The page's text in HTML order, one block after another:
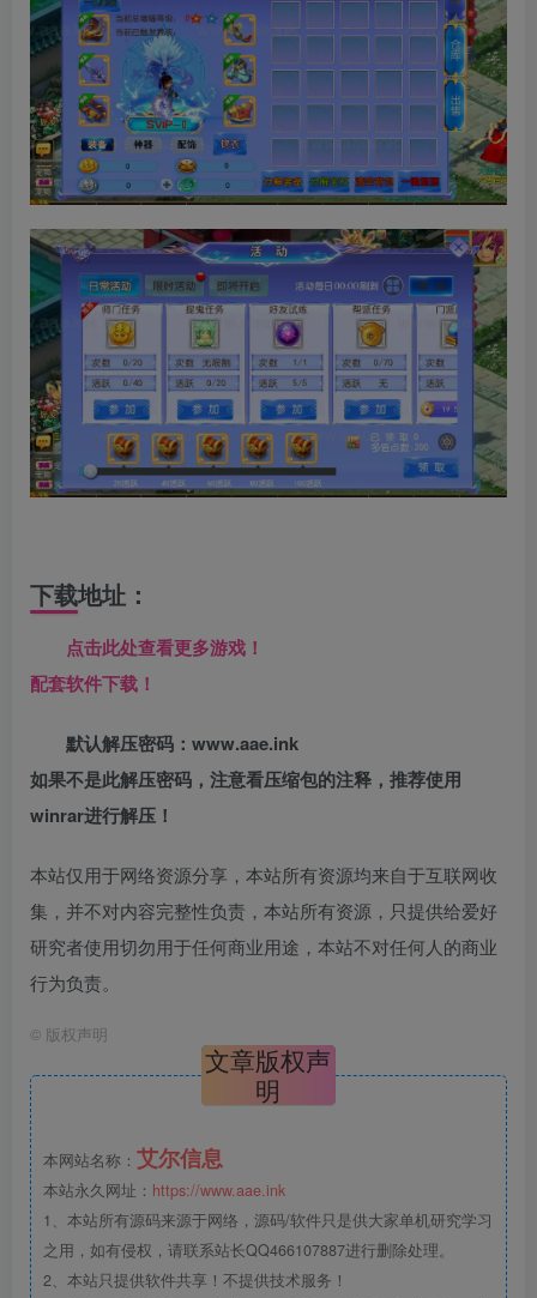
下载地址：
点击此处查看更多游戏！
配套软件下载！
默认解压密码：www.aae.ink
如果不是此解压密码，注意看压缩包的注释，推荐使用
winrar进行解压！
本站仅用于网络资源分享，本站所有资源均来自于互联网收
集，并不对内容完整性负责，本站所有资源，只提供给爱好
研究者使用切勿用于任何商业用途，本站不对任何人的商业
行为负责。
© 版权声明
文章版权声
明
本网站名称： 艾尔信息
本站永久网址： https://www.aae.ink
1、本站所有源码来源于网络，源码/软件只是供大家单机研究学习
之用，如有侵权，请联系站长QQ466107887进行删除处理。
2、本站只提供软件共享！不提供技术服务！